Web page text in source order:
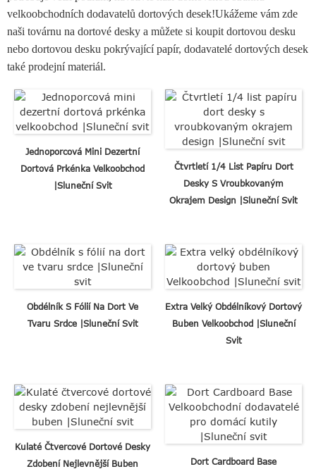
velkoobchodních dodavatelů dortových desek!Ukážeme vám zde
naši továrnu na dortové desky a můžete si koupit dortovou desku
nebo dortovou desku pokrývající papír, dodavatelé dortových desek
také prodejní materiál.
Jednoporcová Mini Dezertní
Dortová Prkénka Velkoobchod
|Sluneční Svit
Čtvrtletí 1/4 List Papíru Dort
Desky S Vroubkovaným
Okrajem Design |Sluneční Svit
Obdélník S Fólií Na Dort Ve
Tvaru Srdce |Sluneční Svit
Extra Velký Obdélníkový Dortový
Buben Velkoobchod |Sluneční
Svit
Kulaté Čtvercové Dortové Desky
Zdobení Nejlevnější Buben
Dort Cardboard Base